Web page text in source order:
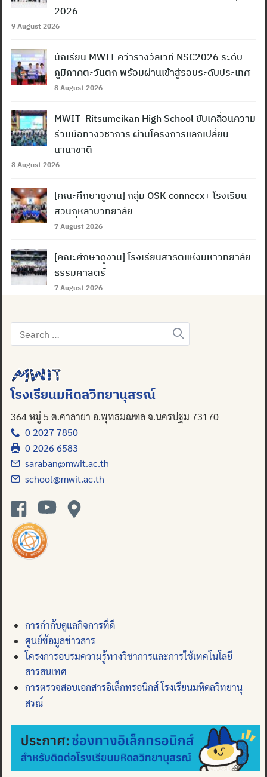
Search
for:
2026
9 August 2026
นักเรียน MWIT คว้ารางวัลเวที NSC2026 ระดับ
ภูมิภาคตะวันตก พร้อมผ่านเข้าสู่รอบระดับประเทศ
8 August 2026
MWIT–Ritsumeikan High School ขับเคลื่อนความ
ร่วมมือทางวิชาการ ผ่านโครงการแลกเปลี่ยน
นานาชาติ
8 August 2026
[คณะศึกษาดูงาน] กลุ่ม OSK connecx+ โรงเรียน
สวนกุหลาบวิทยาลัย
7 August 2026
[คณะศึกษาดูงาน] โรงเรียนสาธิตแห่งมหาวิทยาลัย
ธรรมศาสตร์
7 August 2026
Search
for:
โรงเรียนมหิดลวิทยานุสรณ์
364 หมู่ 5 ต.ศาลายา อ.พุทธมณฑล จ.นครปฐม 73170
0 2027 7850
0 2026 6583
saraban@mwit.ac.th
school@mwit.ac.th
การกำกับดูแลกิจการที่ดี
ศูนย์ข้อมูลข่าวสาร
โครงการอบรมความรู้ทางวิชาการและการใช้เทคโนโลยี
สารสนเทศ
การตรวจสอบเอกสารอิเล็กทรอนิกส์ โรงเรียนมหิดลวิทยานุ
สรณ์